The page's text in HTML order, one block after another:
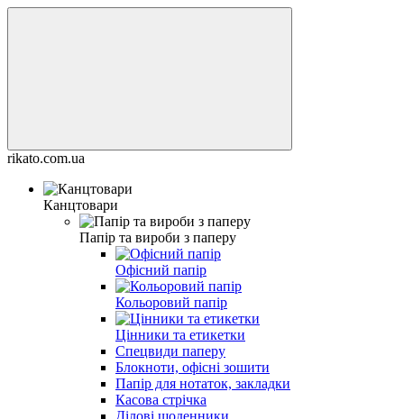
rikato.com.ua
Канцтовари
Папір та вироби з паперу
Офісний папір
Кольоровий папір
Цінники та етикетки
Спецвиди паперу
Блокноти, офісні зошити
Папір для нотаток, закладки
Касова стрічка
Ділові щоденники